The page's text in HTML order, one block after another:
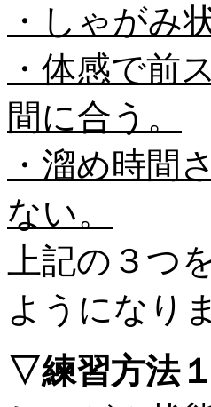
・しゃがみ
・体感で前
間に合う。
・溜め時間
ない。
上記の３つ
ようになり
▽練習方法